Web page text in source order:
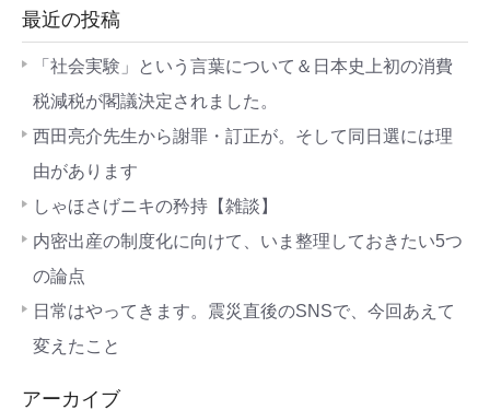
最近の投稿
「社会実験」という言葉について＆日本史上初の消費
税減税が閣議決定されました。
西田亮介先生から謝罪・訂正が。そして同日選には理
由があります
しゃほさげニキの矜持【雑談】
内密出産の制度化に向けて、いま整理しておきたい5つ
の論点
日常はやってきます。震災直後のSNSで、今回あえて
変えたこと
アーカイブ